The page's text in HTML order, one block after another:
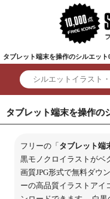
タブレット端末を操作のシルエッ
タブレット端末を操作の
フリーの「 タブレット端
黒モノクロイラストがベ
画質JPG形式で無料ダウ
ーの高品質イラストアイ